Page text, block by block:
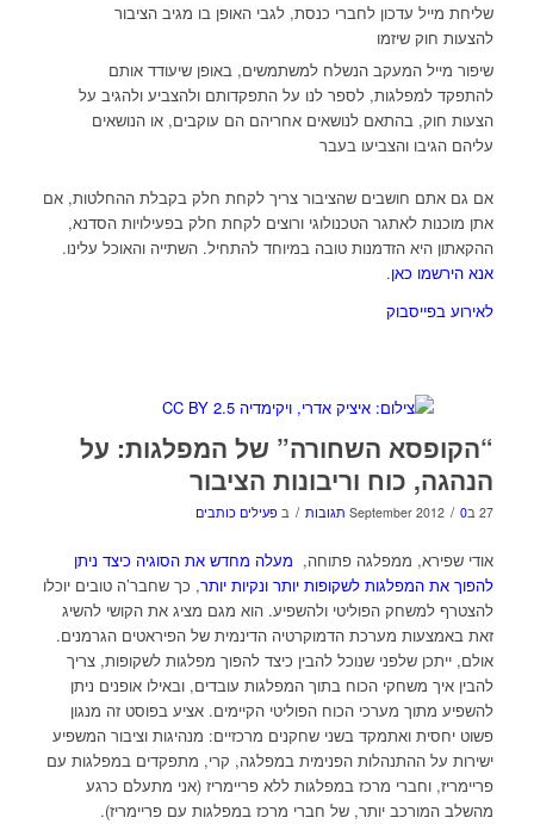
שליחת מייל עדכון לחברי כנסת, לגבי האופן בו מגיב הציבור
להצעות חוק שיזמו
שיפור מייל המעקב הנשלח למשתמשים, באופן שיעודד אותם
להתפקד למפלגות, לספר לנו על התפקדותם ולהצביע ולהגיב על
הצעות חוק, בהתאם לנושאים אחריהם הם עוקבים, או הנושאים
עליהם הגיבו והצביעו בעבר
אם גם אתם חושבים שהציבור צריך לקחת חלק בקבלת ההחלטות, אם
אתן מוכנות לאתגר הטכנולוגי ורוצים לקחת חלק בפעילויות הסדנא,
ההקאתון היא הזדמנות טובה במיוחד להתחיל. השתייה והאוכל עלינו.
אנא הירשמו כאן.
לאירוע בפייסבוק
“הקופסא השחורה” של המפלגות: על
הנהגה, כוח וריבונות הציבור
27 בSeptember 2012 / 0 תגובות / ב פעילים כותבים
אודי שפירא, ממפלגה פתוחה, מעלה מחדש את הסוגיה כיצד ניתן
להפוך את המפלגות לשקופות יותר ונקיות יותר, כך שחבר’ה טובים יוכלו
להצטרף למשחק הפוליטי ולהשפיע. הוא מגם מציג את הקושי להשיג
זאת באמצעות מערכת הדמוקרטיה הדינמית של הפיראטים הגרמנים.
אולם, ייתכן שלפני שנוכל להבין כיצד להפוך מפלגות לשקופות, צריך
להבין איך משחקי הכוח בתוך המפלגות עובדים, ובאילו אופנים ניתן
להשפיע מתוך מערכי הכוח הפוליטי הקיימים. אציע בפוסט זה מנגון
פשוט יחסית ואתמקד בשני שחקנים מרכזיים: מנהיגות וציבור המשפיע
ישירות על ההתנהלות הפנימית במפלגה, קרי, מתפקדים במפלגות עם
פריימריז, וחברי מרכז במפלגות ללא פריימריז (אני מתעלם כרגע
מהשלב המורכב יותר, של חברי מרכז במפלגות עם פריימריז).